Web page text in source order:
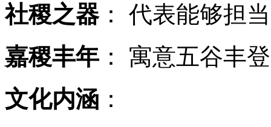
社稷之器： 代表能够担
嘉稷丰年 ： 寓意五谷丰
文化内涵 ：